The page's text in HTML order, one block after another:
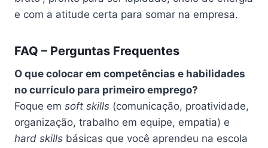
e com a atitude certa para somar na empresa.
FAQ – Perguntas Frequentes
O que colocar em competências e habilidades
no currículo para primeiro emprego?
Foque em soft skills (comunicação, proatividade,
organização, trabalho em equipe, empatia) e
hard skills básicas que você aprendeu na escola